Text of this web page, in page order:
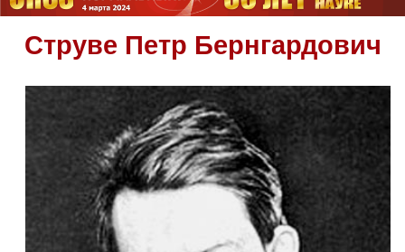
Струве Петр Бернгардович